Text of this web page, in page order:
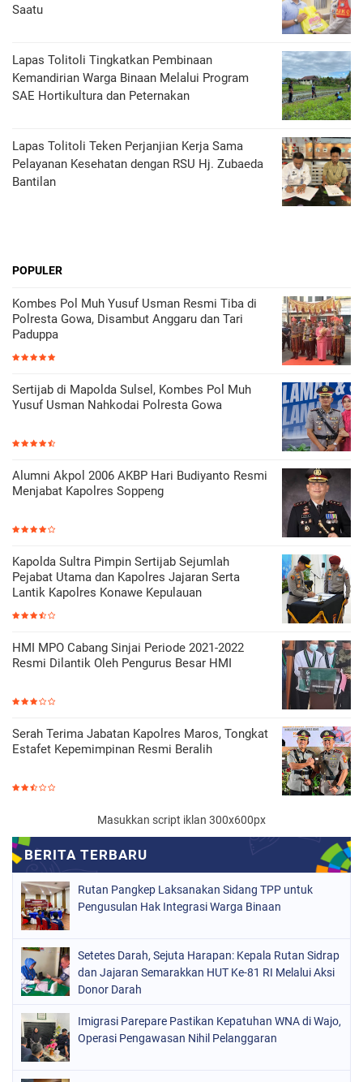
Saatu
Lapas Tolitoli Tingkatkan Pembinaan
Kemandirian Warga Binaan Melalui Program
SAE Hortikultura dan Peternakan
Lapas Tolitoli Teken Perjanjian Kerja Sama
Pelayanan Kesehatan dengan RSU Hj. Zubaeda
Bantilan
POPULER
Kombes Pol Muh Yusuf Usman Resmi Tiba di
Polresta Gowa, Disambut Anggaru dan Tari
Paduppa
Sertijab di Mapolda Sulsel, Kombes Pol Muh
Yusuf Usman Nahkodai Polresta Gowa
Alumni Akpol 2006 AKBP Hari Budiyanto Resmi
Menjabat Kapolres Soppeng
Kapolda Sultra Pimpin Sertijab Sejumlah
Pejabat Utama dan Kapolres Jajaran Serta
Lantik Kapolres Konawe Kepulauan
HMI MPO Cabang Sinjai Periode 2021-2022
Resmi Dilantik Oleh Pengurus Besar HMI
Serah Terima Jabatan Kapolres Maros, Tongkat
Estafet Kepemimpinan Resmi Beralih
Masukkan script iklan 300x600px
Rutan Pangkep Laksanakan Sidang TPP untuk
Pengusulan Hak Integrasi Warga Binaan
Setetes Darah, Sejuta Harapan: Kepala Rutan Sidrap
dan Jajaran Semarakkan HUT Ke-81 RI Melalui Aksi
Donor Darah
Imigrasi Parepare Pastikan Kepatuhan WNA di Wajo,
Operasi Pengawasan Nihil Pelanggaran